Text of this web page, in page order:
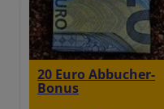
20 Euro Abbucher-
Bonus